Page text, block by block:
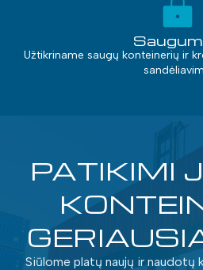
Užtikriname saugų konteinerių ir
PATIKIMI
Siūlome platų naujų ir naudotų